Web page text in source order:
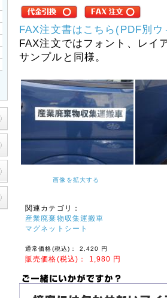
FAX注文書はこちら(PDF別
FAX注文ではフォント、レイ
サンプルと同様。
画像を拡大する
関連カテゴリ：
産業廃棄物収集運搬車
マグネットシート
通常価格(税込)： 2,420 円
販売価格(税込)： 1,980 円